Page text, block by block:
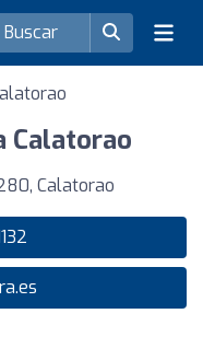
Calatorao
Calatorao